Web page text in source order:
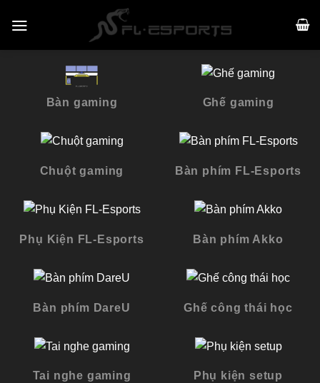
Bàn gaming Ghế gaming
Chuột gaming Bàn phím FL-Esports
Phụ Kiện FL-Esports Bàn phím Akko
Bàn phím DareU Ghế công thái học
Tai nghe gaming Phụ kiện setup